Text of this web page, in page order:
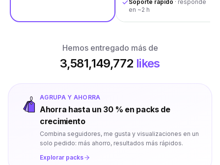
Soporte rápido · responde
en ~2 h
Hemos entregado más de
3,581,149,772 likes
AGRUPA Y AHORRA
Ahorra hasta un 30 % en packs de
crecimiento
Combina seguidores, me gusta y visualizaciones en un
solo pedido: más ahorro, resultados más rápidos.
Explorar packs